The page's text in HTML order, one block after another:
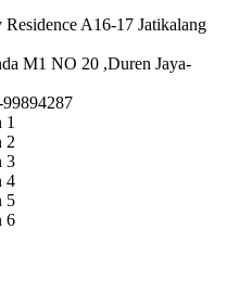
A16-17 Jatikalang
M1 NO 20 ,Duren Jaya-
1
2
3
4
5
6